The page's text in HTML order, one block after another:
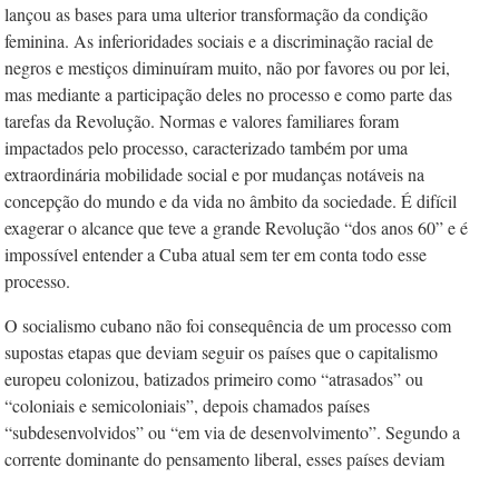
lançou as bases para uma ulterior transformação da condição
feminina. As inferioridades sociais e a discriminação racial de
negros e mestiços diminuíram muito, não por favores ou por lei,
mas mediante a participação deles no processo e como parte das
tarefas da Revolução. Normas e valores familiares foram
impactados pelo processo, caracterizado também por uma
extraordinária mobilidade social e por mudanças notáveis na
concepção do mundo e da vida no âmbito da sociedade. É difícil
exagerar o alcance que teve a grande Revolução “dos anos 60” e é
impossível entender a Cuba atual sem ter em conta todo esse
processo.
O socialismo cubano não foi consequên­cia de um processo com
supostas etapas que deviam seguir os países que o capitalismo
europeu colonizou, batizados primeiro como “atrasados” ou
“coloniais e semicoloniais”, depois chamados países
“subdesenvolvidos” ou “em via de desenvolvimento”. Segundo a
corrente dominante do pensamento liberal, esses países deviam